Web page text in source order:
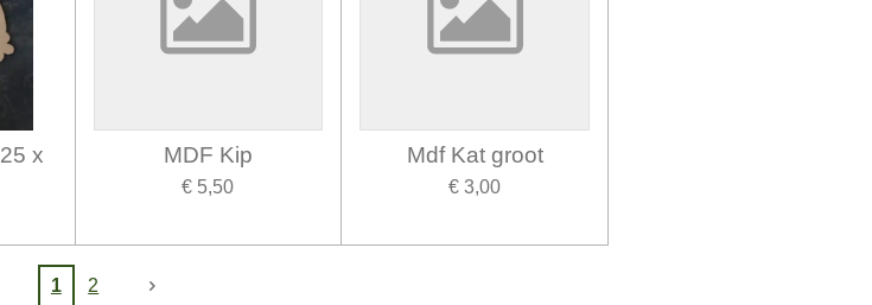
x
MDF Kip
€ 5,50
Mdf Kat groot
€ 3,00
1 2